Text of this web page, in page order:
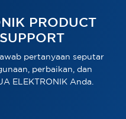
PRODUCT
pertanyaan seputar
perbaikan, dan
ELEKTRONIK Anda.